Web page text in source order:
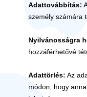
Adattovábbítás:
személy számára
Nyilvánosságra
hozzáférhetővé
Adattörlés: Az
módon, hogy